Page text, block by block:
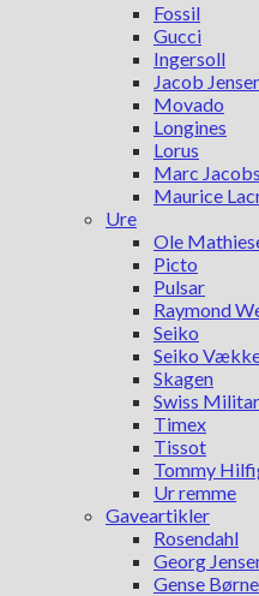
Fossil
Gucci
Ingersoll
Jacob
Movado
Longines
Lorus
Marc Jacobs
Maurice
Ure
Ole
Picto
Pulsar
Raymond
Seiko
Seiko
Skagen
Swiss
Timex
Tissot
Tommy
Ur remme
Gaveartikler
Rosendahl
Georg
Gense